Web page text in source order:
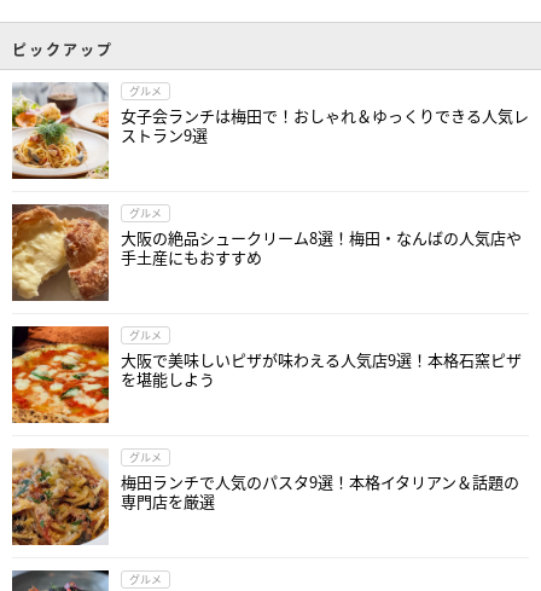
ピックアップ
グルメ
女子会ランチは梅田で！おしゃれ＆ゆっくりできる人気レ
ストラン9選
グルメ
大阪の絶品シュークリーム8選！梅田・なんばの人気店や
手土産にもおすすめ
グルメ
大阪で美味しいピザが味わえる人気店9選！本格石窯ピザ
を堪能しよう
グルメ
梅田ランチで人気のパスタ9選！本格イタリアン＆話題の
専門店を厳選
グルメ